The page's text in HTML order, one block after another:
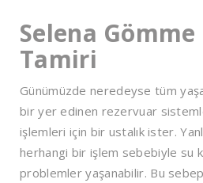
Selena
Tamiri
Günümüzde neredeyse tüm
bir yer edinen rezervuar
işlemleri için bir ustalık ister.
herhangi bir işlem sebebiyle su
problemler yaşanabilir. Bu